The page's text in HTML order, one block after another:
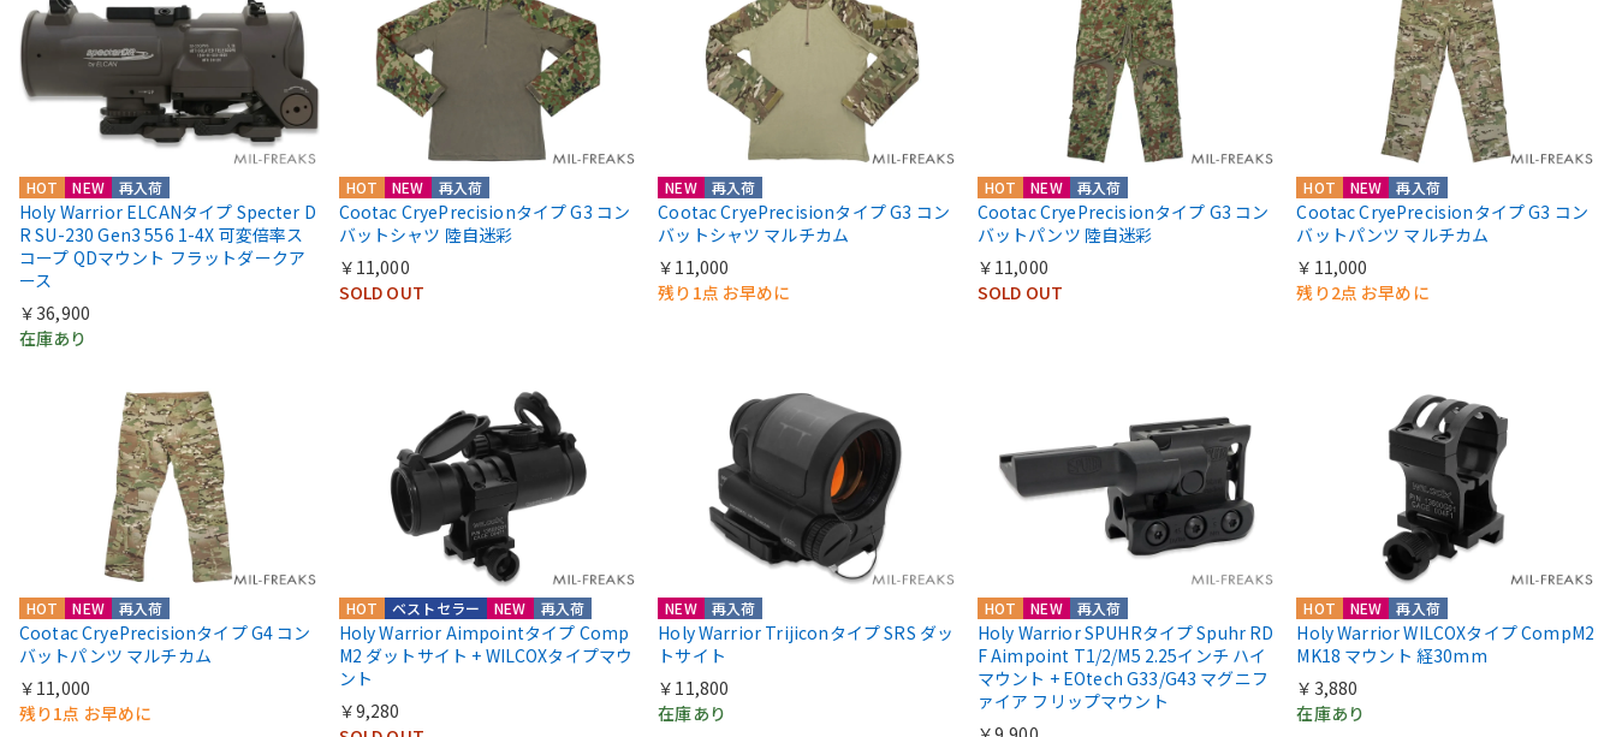
HOT NEW 再入荷
Holy Warrior ELCANタイプ Specter D
R SU-230 Gen3 556 1-4X 可変倍率ス
コープ QDマウント フラットダークア
ース
￥36,900
在庫あり
HOT NEW 再入荷
Cootac CryePrecisionタイプ G3 コン
バットシャツ 陸自迷彩
￥11,000
SOLD OUT
NEW 再入荷
Cootac CryePrecisionタイプ G3 コン
バットシャツ マルチカム
￥11,000
残り1点 お早めに
HOT NEW 再入荷
Cootac CryePrecisionタイプ G3 コン
バットパンツ 陸自迷彩
￥11,000
SOLD OUT
HOT NEW 再入荷
Cootac CryePrecisionタイプ G3 コン
バットパンツ マルチカム
￥11,000
残り2点 お早めに
HOT NEW 再入荷
Cootac CryePrecisionタイプ G4 コン
バットパンツ マルチカム
￥11,000
残り1点 お早めに
HOT NEW 再入荷
ベストセラー
Holy Warrior Aimpointタイプ Comp
M2 ダットサイト + WILCOXタイプマウ
ント
￥9,280
NEW 再入荷
Holy Warrior Trijiconタイプ SRS ダッ
トサイト
￥11,800
在庫あり
HOT NEW 再入荷
Holy Warrior SPUHRタイプ Spuhr RD
F Aimpoint T1/2/M5 2.25インチ ハイ
マウント + EOtech G33/G43 マグニフ
ァイア フリップマウント
HOT NEW 再入荷
Holy Warrior WILCOXタイプ CompM2
MK18 マウント 経30mm
￥3,880
在庫あり